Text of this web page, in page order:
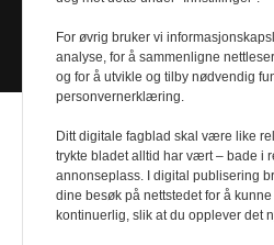
Design byNordström
For øvrig bruker vi
analyse, for å sammenligne
og for å utvikle og tilby nødvendig
personvernerklæring.
Ditt digitale fagblad skal være like
trykte bladet alltid har vært – bade i
annonseplass. I digital publisering
dine besøk på nettstedet for å
kontinuerlig, slik at du opplever det